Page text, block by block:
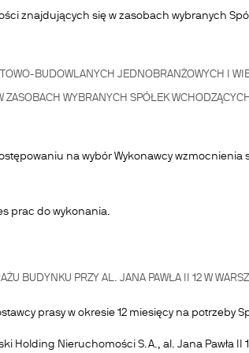
znajdujących się w zasobach wybranych
BUDOWLANYCH JEDNOBRANŻOWYCH I
WYBRANYCH SPÓŁEK
na wybór Wykonawcy wzmocnienia
prac do wykonania.
BUDYNKU PRZY AL. JANA PAWŁA II 12 W
prasy w okresie 12 miesięcy na potrzeby
Holding Nieruchomości S.A., al. Jana Pawła II